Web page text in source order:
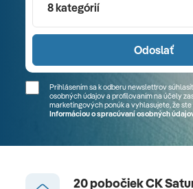
8 kategórií
Odoslať
Prihlásením sa k odberu newslettrov
osobných údajov a profilovaním na účely
marketingových ponúk a vyhlasujete, že ste
Informáciou o spracúvaní osobných
20 pobočiek CK